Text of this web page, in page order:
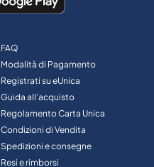
FAQ
Modalità di Pagamento
Registrati su eUnica
Guida all’acquisto
Regolamento Carta Unica
Condizioni di Vendita
Spedizioni e consegne
Resi e rimborsi